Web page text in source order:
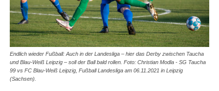
Endlich wieder Fußball: Auch in der Landesliga – hier das Derby zwischen Taucha
und Blau-Weiß Leipzig – soll der Ball bald rollen. Foto: Christian Modla - SG Taucha
99 vs FC Blau-Weiß Leipzig, Fußball Landesliga am 06.11.2021 in Leipzig
(Sachsen).